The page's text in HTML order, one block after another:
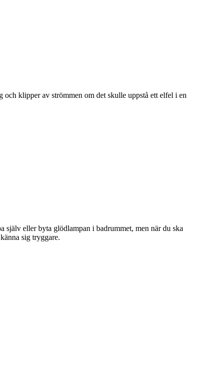
klipper av strömmen om det skulle uppstå ett elfel i en
själv eller byta glödlampan i badrummet, men när du ska
sig tryggare.